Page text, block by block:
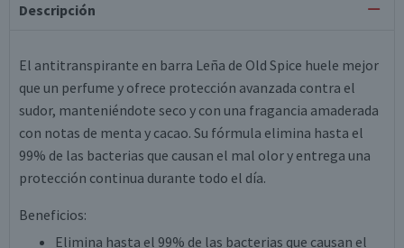
Descripción
El antitranspirante en barra Leña de Old Spice huele mejor
que un perfume y ofrece protección avanzada contra el
sudor, manteniéndote seco y con una fragancia amaderada
con notas de menta y cacao. Su fórmula elimina hasta el
99% de las bacterias que causan el mal olor y entrega una
protección continua durante todo el día.
Beneficios:
Elimina hasta el 99% de las bacterias que causan el